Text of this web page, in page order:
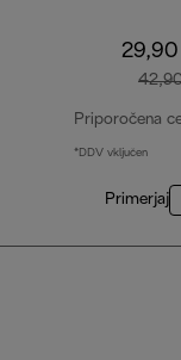
Priporočena
*DDV vključen
Primerjaj